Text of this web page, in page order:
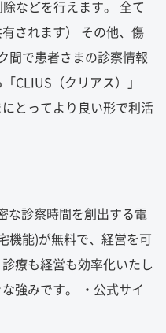
などを行えます。 全て
されます） その他、傷
間で患者さまの診察情報
CLIUS（クリアス）」
とってより良い形で利活
な診察時間を創出する電
機能)が無料で、経営を可
療も経営も効率化いたし
強みです。 ・公式サイ